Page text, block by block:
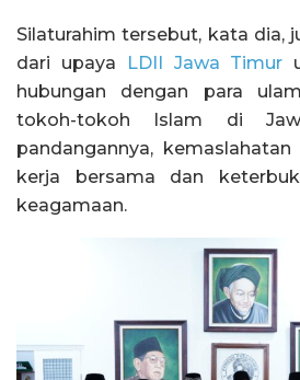
Silaturahim tersebut, kata dia,
dari upaya
LDII Jawa Timur
hubungan dengan para
tokoh-tokoh Islam di
pandangannya,
kerja bersama dan
keagamaan.